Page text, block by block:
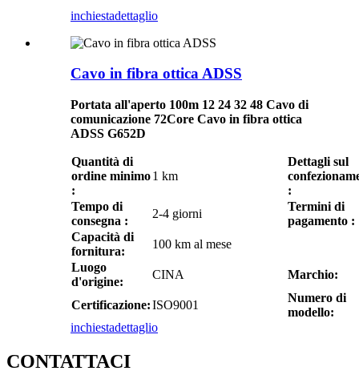
inchiestadettaglio
Cavo in fibra ottica ADSS
Portata all'aperto 100m 12 24 32 48 Cavo di
comunicazione 72Core Cavo in fibra ottica
ADSS G652D
Quantità di
ordine minimo
:
1 km
Dettagli sul
:
Tempo di
consegna :
2-4 giorni
Termini di
pagamento :
Capacità di
fornitura:
100 km al mese
Luogo
d'origine:
CINA Marchio:
Certificazione:ISO9001
Numero di
modello:
inchiestadettaglio
CONTATTACI